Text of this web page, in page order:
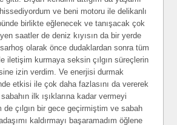
ve beni motoru ile delikanlı
birlikte eğlenecek ve tanışacak çok
saatler de deniz kıyısın da bir yerde
olarak önce dudaklardan sonra tüm
iletişim kurmaya seksin çılgın süreçlerin
izin verdim. Ve enerjisi durmak
etkisi ile çok daha fazlasını da vererek
ilk ışıklarına kadar vermeyi
de çılgın bir gece geçirmiştim ve sabah
kaldırmayı başaramadım öğlene